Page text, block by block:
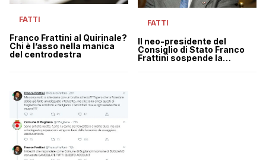
FATTI
Franco Frattini al Quirinale?
Chi è l’asso nella manica
del centrodestra
FATTI
Il neo-presidente del
Consiglio di Stato Franco
Frattini sospende la